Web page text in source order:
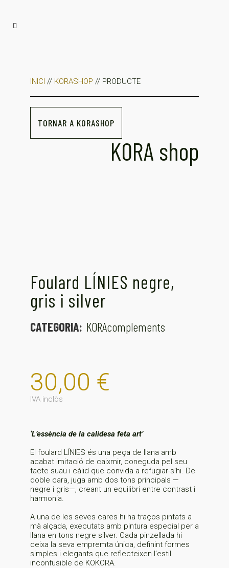
INICI // KORASHOP // PRODUCTE
TORNAR A KORASHOP
KORA shop
Foulard LÍNIES negre,
gris i silver
CATEGORIA: KORAcomplements
30,00 €
IVA inclòs
‘L’essència de la calidesa feta art’
El foulard LÍNIES és una peça de llana amb
acabat imitació de caixmir, coneguda pel seu
tacte suau i càlid que convida a refugiar-s’hi. De
doble cara, juga amb dos tons principals —
negre i gris—, creant un equilibri entre contrast i
harmonia.
A una de les seves cares hi ha traços pintats a
mà alçada, executats amb pintura especial per a
llana en tons negre silver. Cada pinzellada hi
deixa la seva empremta única, definint formes
simples i elegants que reflecteixen l’estil
inconfusible de KOKORA.